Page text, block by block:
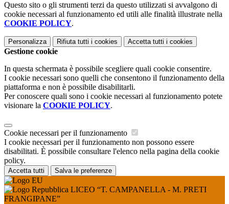
Questo sito o gli strumenti terzi da questo utilizzati si avvalgono di
cookie necessari al funzionamento ed utili alle finalità illustrate nella
COOKIE POLICY.
Personalizza Rifiuta tutti i cookies Accetta tutti i cookies
Gestione cookie
In questa schermata è possibile scegliere quali cookie consentire.
I cookie necessari sono quelli che consentono il funzionamento della
piattaforma e non è possibile disabilitarli.
Per conoscere quali sono i cookie necessari al funzionamento potete
visionare la COOKIE POLICY.
Cookie necessari per il funzionamento
I cookie necessari per il funzionamento non possono essere
disabilitati. È possibile consultare l'elenco nella pagina della cookie
policy.
Accetta tutti Salva le preferenze
LICEO “T. CAMPANELLA - M. PRETI
FRANGIPANE”